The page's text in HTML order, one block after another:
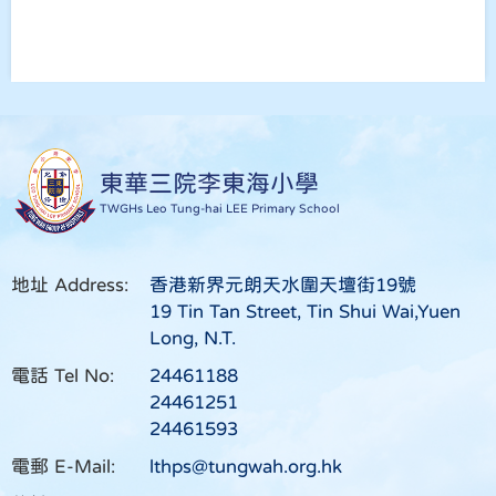
東華三院李東海小學
TWGHs Leo Tung-hai LEE Primary School
地址 Address:
香港新界元朗天水圍天壇街19號
19 Tin Tan Street, Tin Shui Wai,Yuen
Long, N.T.
電話 Tel No:
24461188
24461251
24461593
電郵 E-Mail:
lthps@tungwah.org.hk